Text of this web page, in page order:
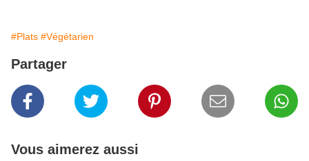
#Plats #Végétarien
Partager
Vous aimerez aussi